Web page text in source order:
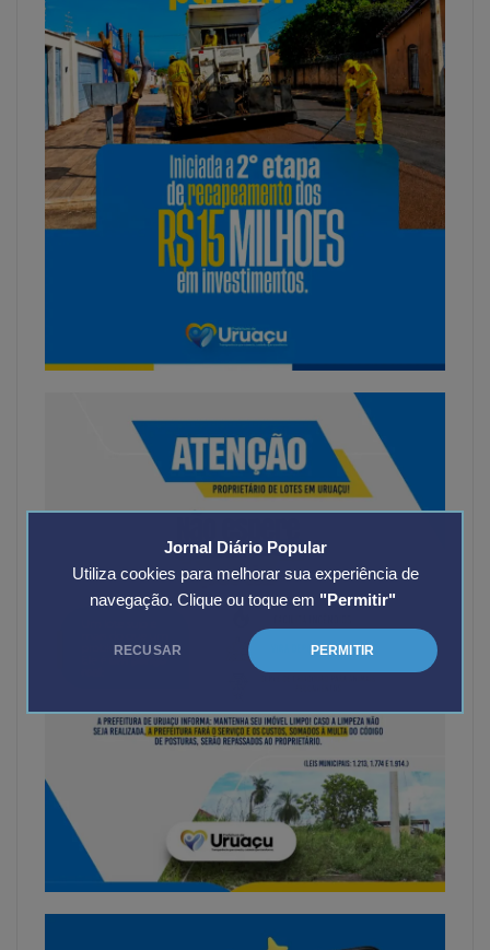
Jornal Diário Popular
Utiliza cookies para melhorar sua experiência de
navegação. Clique ou toque em "Permitir"
RECUSAR PERMITIR